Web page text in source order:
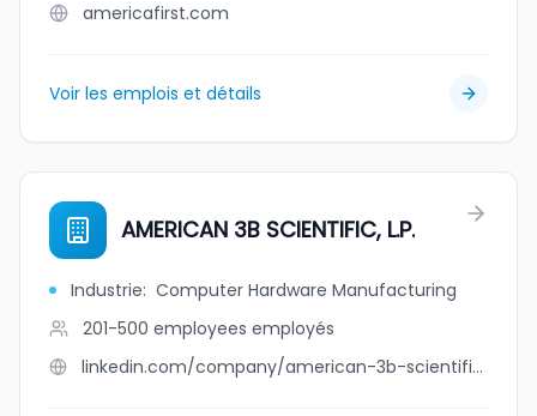
americafirst.com
Voir les emplois et détails
AMERICAN 3B SCIENTIFIC, L.P.
Industrie: Computer Hardware Manufacturing
201-500 employees employés
linkedin.com/company/american-3b-scientific-l.p.